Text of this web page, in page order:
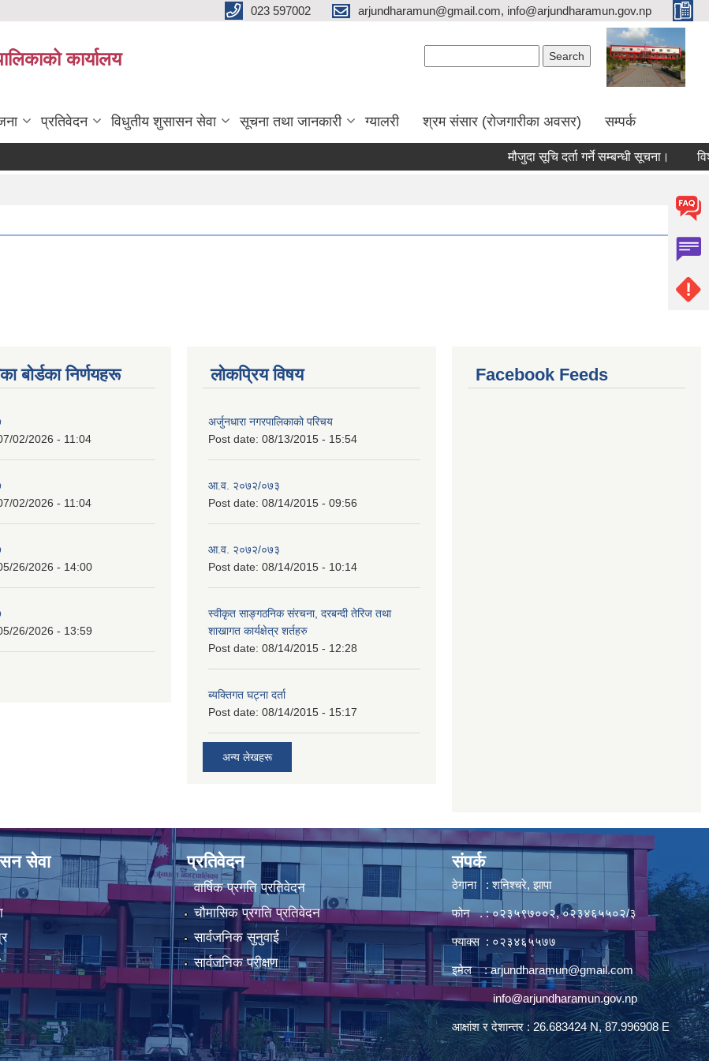
023 597002 arjundharamun@gmail.com, info@arjundharamun.gov.np
कार्यालय
प्रतिवेदन विधुतीय शुसासन सेवा सूचना तथा जानकारी ग्यालरी श्रम संसार (रोजगारीका अवसर) सम्पर्क
मौजुदा सूचि दर्ता गर्ने सम्बन्धी सूचना।
बाेर्डका निर्णयहरू
02/2026 - 11:04
02/2026 - 11:04
26/2026 - 14:00
26/2026 - 13:59
लोकप्रिय विषय
अर्जुनधारा नगरपालिकाको परिचय
Post date: 08/13/2015 - 15:54
आ.व. २०७२/०७३
Post date: 08/14/2015 - 09:56
आ.व. २०७२/०७३
Post date: 08/14/2015 - 10:14
स्वीकृत साङ्गठनिक संरचना, दरबन्दी तेरिज तथा
शाखागत कार्यक्षेत्र शर्तहरु
Post date: 08/14/2015 - 12:28
ब्यक्तिगत घट्ना दर्ता
Post date: 08/14/2015 - 15:17
अन्य लेखहरू
Facebook Feeds
सेवा प्रतिवेदन
वार्षिक प्रगति प्रतिवेदन
चौमासिक प्रगति प्रतिवेदन
सार्वजनिक सुनुवाई
सार्वजनिक परीक्षण
संपर्क
ठेगाना : शनिश्चरे, झापा
फोन . : ०२३५९७००२, ०२३४६५५०२/३
फ्याक्स : ०२३४६५५७७
इमेल :arjundharamun@gmail.com
info@arjundharamun.gov.np
आक्षांश र देशान्तर : 26.683424 N, 87.996908 E